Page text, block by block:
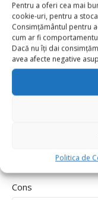
Pentru a oferi cea mai
cookie-uri, pentru a
Consimțământul pentru
cum ar fi
Dacă nu îți dai
avea afecte negative
Politica de
Cons